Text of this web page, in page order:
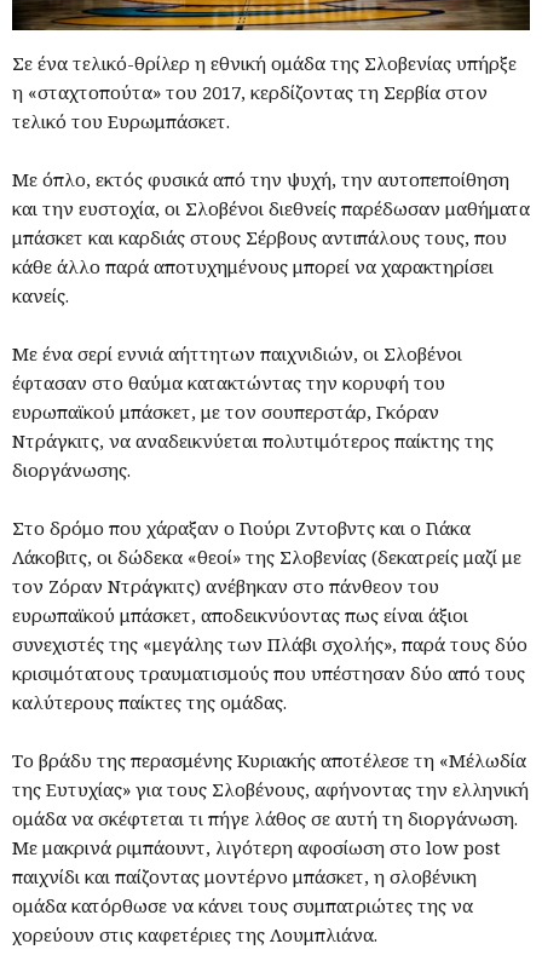
Σε ένα τελικό-θρίλερ η εθνική ομάδα της Σλοβενίας υπήρξε
η «σταχτοπούτα» του 2017, κερδίζοντας τη Σερβία στον
τελικό του Ευρωμπάσκετ.
Με όπλο, εκτός φυσικά από την ψυχή, την αυτοπεποίθηση
και την ευστοχία, οι Σλοβένοι διεθνείς παρέδωσαν μαθήματα
μπάσκετ και καρδιάς στους Σέρβους αντιπάλους τους, που
κάθε άλλο παρά αποτυχημένους μπορεί να χαρακτηρίσει
κανείς.
Με ένα σερί εννιά αήττητων παιχνιδιών, οι Σλοβένοι
έφτασαν στο θαύμα κατακτώντας την κορυφή του
ευρωπαϊκού μπάσκετ, με τον σουπερστάρ, Γκόραν
Ντράγκιτς, να αναδεικνύεται πολυτιμότερος παίκτης της
διοργάνωσης.
Στο δρόμο που χάραξαν ο Γιούρι Ζντοβντς και ο Γιάκα
Λάκοβιτς, οι δώδεκα «θεοί» της Σλοβενίας (δεκατρείς μαζί με
τον Ζόραν Ντράγκιτς) ανέβηκαν στο πάνθεον του
ευρωπαϊκού μπάσκετ, αποδεικνύοντας πως είναι άξιοι
συνεχιστές της «μεγάλης των Πλάβι σχολής», παρά τους δύο
κρισιμότατους τραυματισμούς που υπέστησαν δύο από τους
καλύτερους παίκτες της ομάδας.
Το βράδυ της περασμένης Κυριακής αποτέλεσε τη «Μέλωδία
της Ευτυχίας» για τους Σλοβένους, αφήνοντας την ελληνική
ομάδα να σκέφτεται τι πήγε λάθος σε αυτή τη διοργάνωση.
Με μακρινά ριμπάουντ, λιγότερη αφοσίωση στο low post
παιχνίδι και παίζοντας μοντέρνο μπάσκετ, η σλοβένικη
ομάδα κατόρθωσε να κάνει τους συμπατριώτες της να
χορεύουν στις καφετέριες της Λουμπλιάνα.